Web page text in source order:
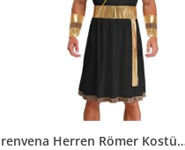
renvena Herren Römer Kostüm Griechischer Gott Toga Kostüm Verkleidung